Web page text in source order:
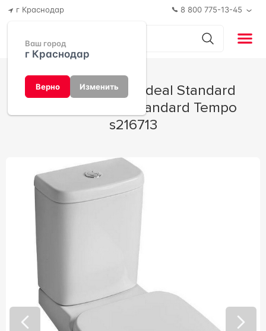
г Краснодар
Ваш город
г Краснодар
Верно Изменить
8 800 775-13-45
Унитаз-компакт Ideal Standard
66x36x78 Ideal Standard Tempo
s216713